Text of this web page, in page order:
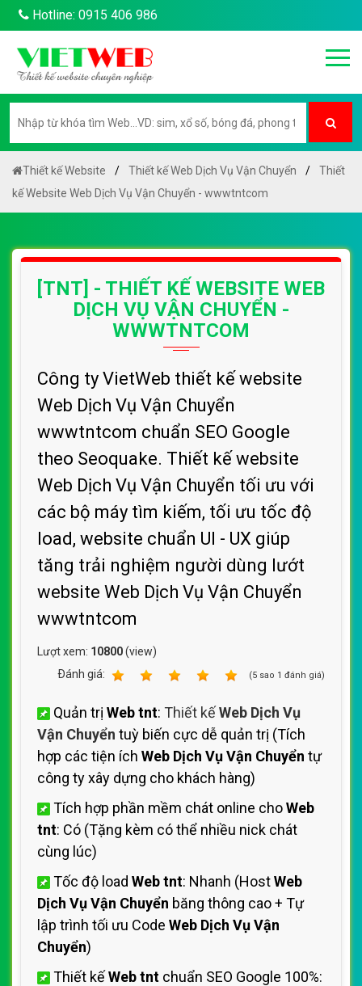
Hotline: 0915 406 986
Thiết kế Website Thiết kế Web Dịch Vụ Vận Chuyển
Thiết
kế Website Web Dịch Vụ Vận Chuyển - wwwtntcom
[TNT] - THIẾT KẾ WEBSITE WEB
DỊCH VỤ VẬN CHUYỂN -
WWWTNTCOM
Công ty VietWeb thiết kế website
Web Dịch Vụ Vận Chuyển
wwwtntcom chuẩn SEO Google
theo Seoquake. Thiết kế website
Web Dịch Vụ Vận Chuyển tối ưu với
các bộ máy tìm kiếm, tối ưu tốc độ
load, website chuẩn UI - UX giúp
tăng trải nghiệm người dùng lướt
website Web Dịch Vụ Vận Chuyển
wwwtntcom
Lượt xem: 10800(view)
Ðánh giá:
(5 sao 1 đánh giá)
Quản trị Web tnt: Thiết kếWeb Dịch Vụ
Vận Chuyển tuỳ biến cực dễ quản trị (Tích
hợp các tiện ích Web Dịch Vụ Vận Chuyển tự
công ty xây dựng cho khách hàng)
Tích hợp phần mềm chát online choWeb
tnt: Có (Tặng kèm có thể nhiều nick chát
cùng lúc)
Tốc độ load Web tnt: Nhanh (HostWeb
Dịch Vụ Vận Chuyển băng thông cao + Tự
lập trình tối ưu Code Web Dịch Vụ Vận
Chuyển)
Thiết kếWeb tnt chuẩn SEO Google 100%: